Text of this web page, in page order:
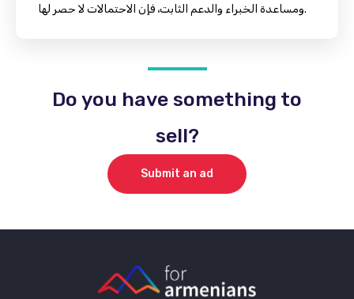
ومساعدة الخبراء والدعم الثابت، فإن الاحتمالات لا حصر لها.
Do you have something to
sell?
Submit an ad